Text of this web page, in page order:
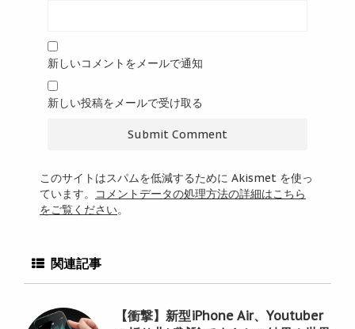
新しいコメントをメールで通知
新しい投稿をメールで受け取る
このサイトはスパムを低減するために Akismet を使っ
ています。
コメントデータの処理方法の詳細はこちら
をご覧ください。
関連記事
【衝撃】新型iPhone Air、Youtuber